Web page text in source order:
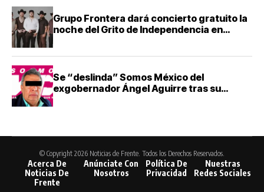
Grupo Frontera dará concierto gratuito la
noche del Grito de Independencia en
Se “deslinda” Somos México del
exgobernador Ángel Aguirre tras su
© Copyright 2026 Noticias de Frente. Todos los Derechos Reservados.
Acerca De
Noticias De
Frente
Anúnciate Con
Nosotros
Política De
Privacidad
Nuestras
Redes Sociales